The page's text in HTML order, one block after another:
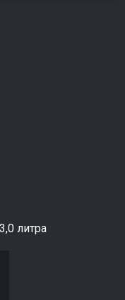
литра